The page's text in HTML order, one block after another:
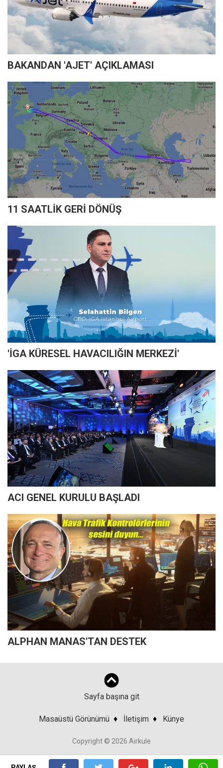
BAKANDAN 'AJET' AÇIKLAMASI
11 SAATLİK GERİ DÖNÜŞ
'İGA KÜRESEL HAVACILIĞIN MERKEZİ'
ACI GENEL KURULU BAŞLADI
ALPHAN MANAS'TAN DESTEK
Sayfa başına git
Masaüstü Görünümü ♦ İletişim ♦ Künye
Copyright © 2026 Airkule